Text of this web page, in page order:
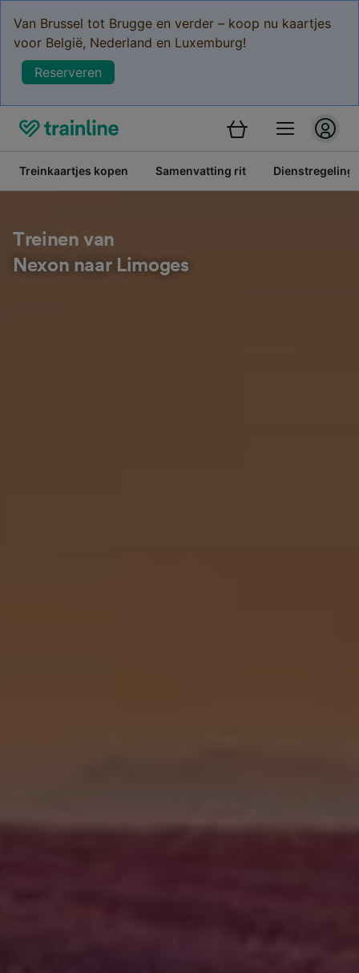
Van Brussel tot Brugge en verder – koop nu kaartjes
voor België, Nederland en Luxemburg!
Reserveren
Treinkaartjes kopen Samenvatting rit Dienstregeling
Treinen van
Nexon naar Limoges